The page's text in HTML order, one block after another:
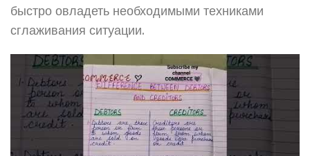
быстро овладеть необходимыми техниками
сглаживания ситуации.